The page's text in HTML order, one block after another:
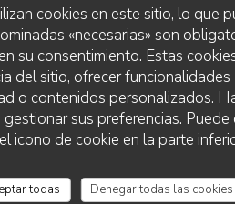
cookies en este sitio, lo que
«necesarias» son
su consentimiento. Estas
del sitio, ofrecer
o contenidos personalizados.
sus preferencias.
icono de cookie en la parte
todas Denegar todas las cookies
Servicio: 5/5 Ambiente: 3 /5 Menú:
Servicio:5/5 Ambiente:5/5 Menú: